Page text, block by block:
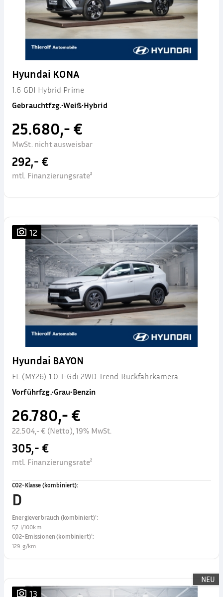
Hyundai KONA
1.6 GDI Hybrid Prime
Gebrauchtfzg.•Weiß•Hybrid
25.680,- €
MwSt. nicht ausweisbar
292,- €
mtl. Finanzierungsrate²
12
Hyundai BAYON
FL (MY26) 1.0 T-Gdi 2WD Trend Rückfahrkamera
Vorführfzg.•Grau•Benzin
26.780,- €
22.504,- € (Netto), 19% MwSt.
305,- €
mtl. Finanzierungsrate²
CO2-Klasse (kombiniert):
D
Energieverbrauch (kombiniert)¹:
5,7 l/100km
CO2-Emissionen (kombiniert)¹:
129 g/km
NEU
13